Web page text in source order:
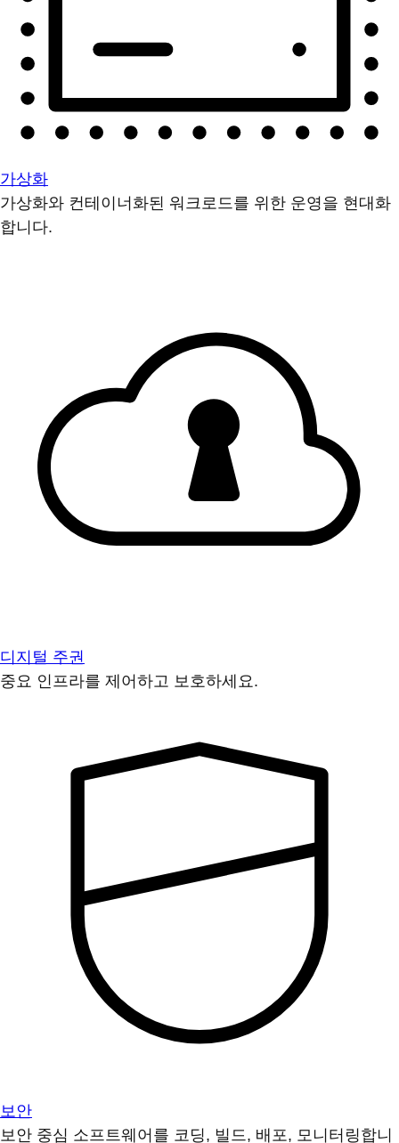
가상화
가상화와 컨테이너화된 워크로드를 위한 운영을 현대화
합니다.
디지털 주권
중요 인프라를 제어하고 보호하세요.
보안
보안 중심 소프트웨어를 코딩, 빌드, 배포, 모니터링합니